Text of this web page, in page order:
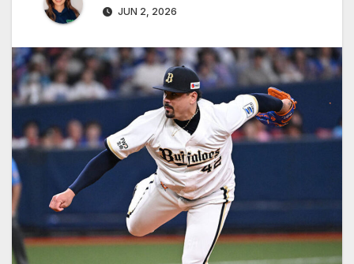
JUN 2, 2026